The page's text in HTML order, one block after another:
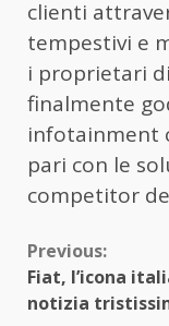
clienti
tempestivi e
i proprietari
finalmente
infotainment
pari con le
competitor
Continue
Reading
Previous:
Fiat, l’icona
notizia